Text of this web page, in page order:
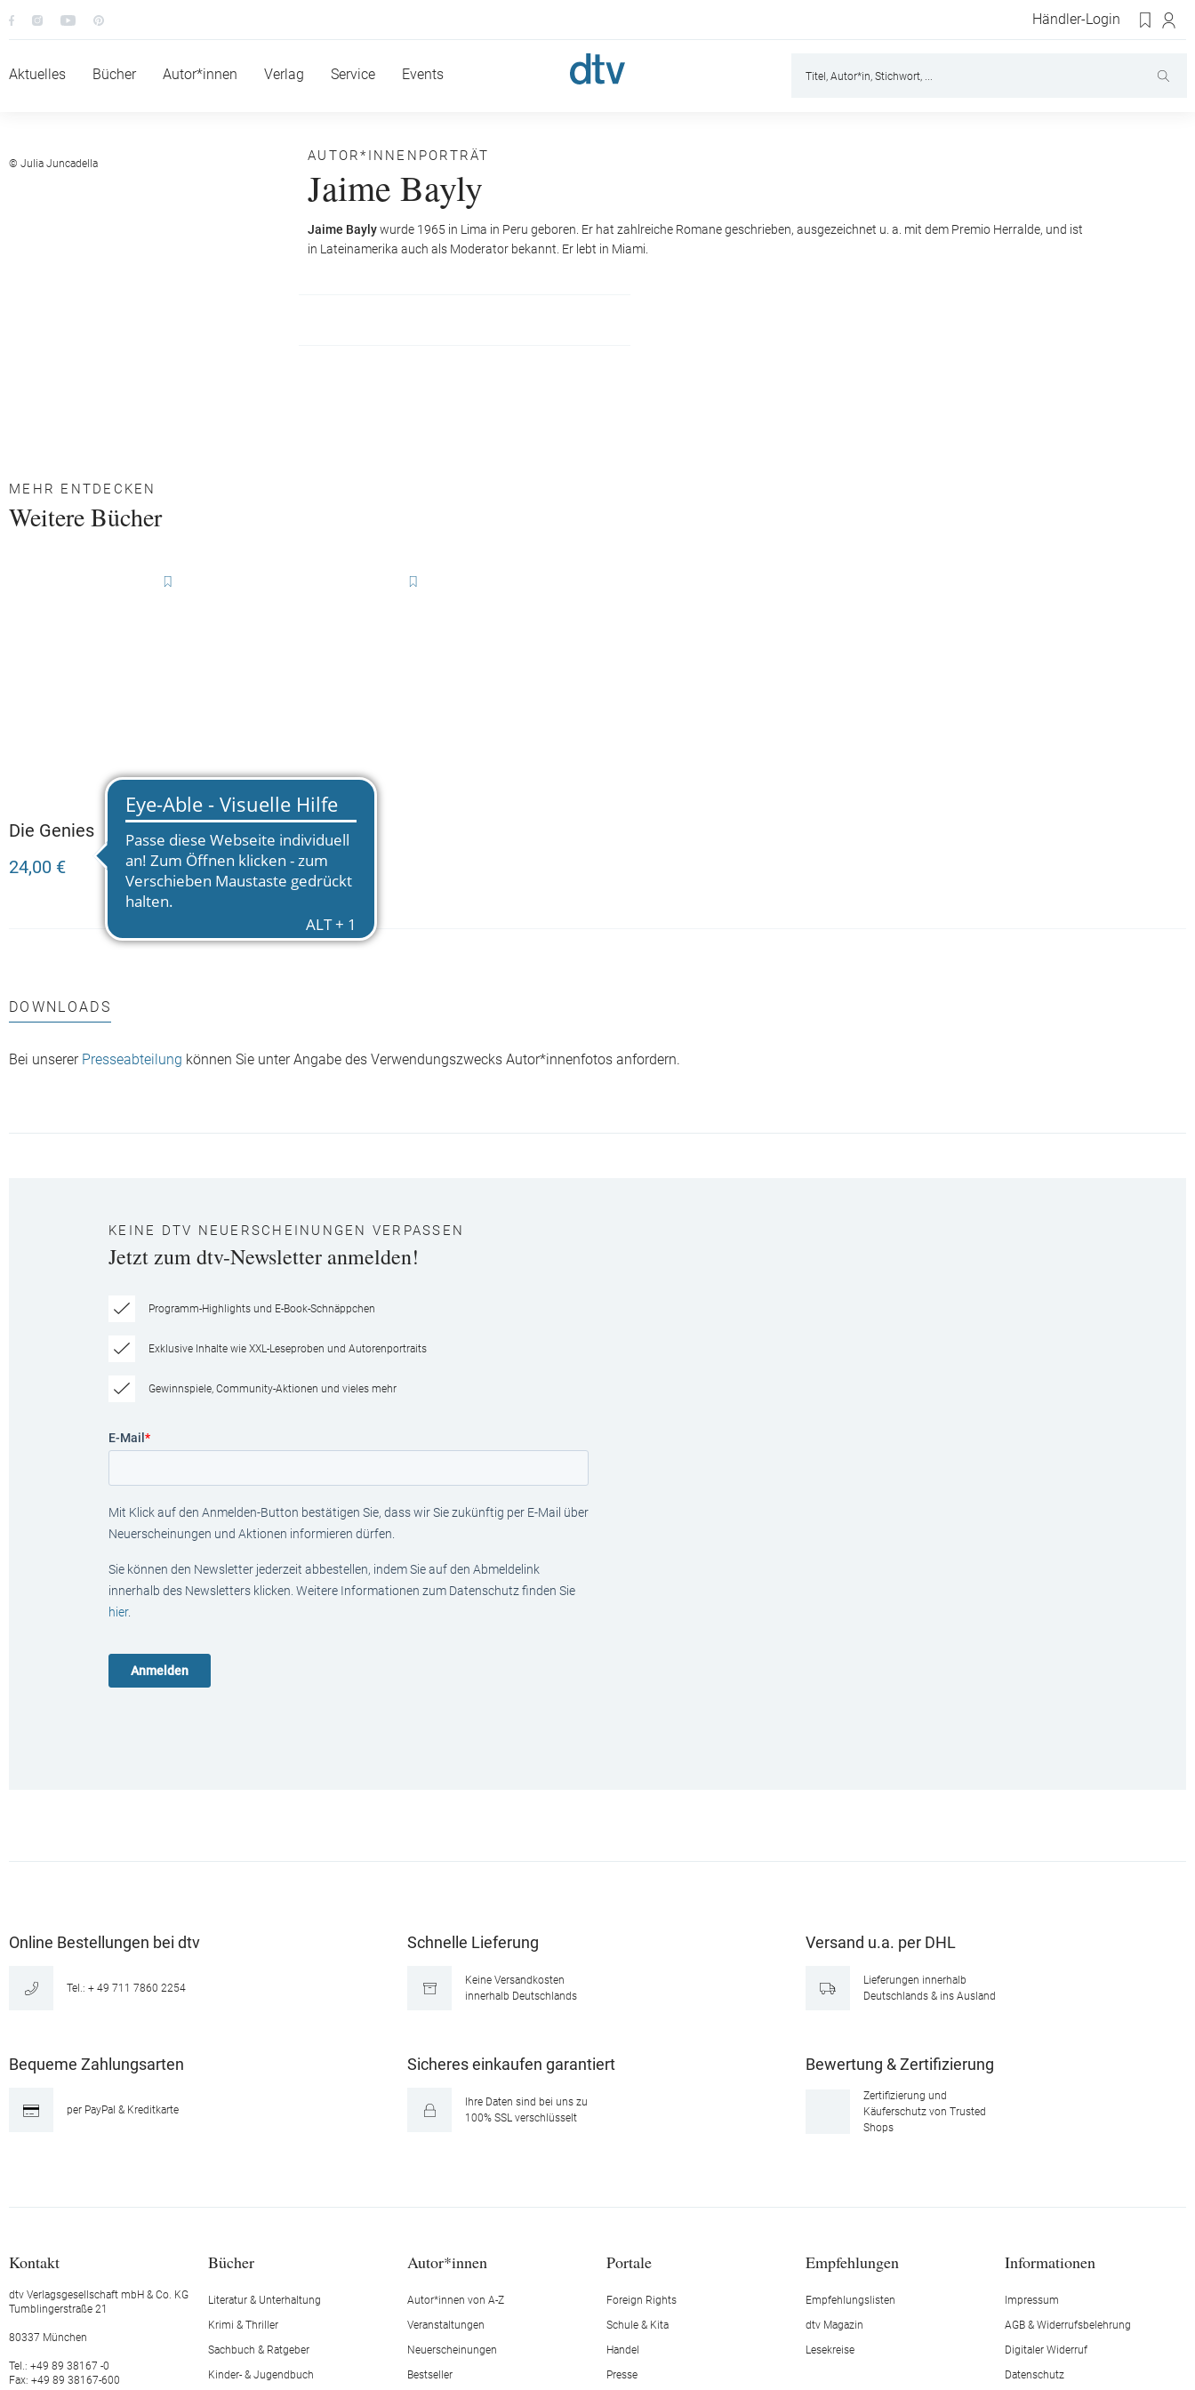
Händler-Login
Aktuelles Bücher Autor*innen Verlag Service Events
© Julia Juncadella AUTOR*INNENPORTRÄT
Jaime Bayly
Jaime Baylywurde 1965 in Lima in Peru geboren. Er hat zahlreiche Romane geschrieben, ausgezeichnet u. a. mit dem Premio Herralde, und ist
in Lateinamerika auch als Moderator bekannt. Er lebt in Miami.
MEHR ENTDECKEN
Weitere Bücher
Die Genies
24,00 €
Die Genies
19,99 €
DOWNLOADS
Bei unserer Presseabteilung können Sie unter Angabe des Verwendungszwecks Autor*innenfotos anfordern.
KEINE DTV NEUERSCHEINUNGEN VERPASSEN
Jetzt zum dtv-Newsletter anmelden!
Programm-Highlights und E-Book-Schnäppchen
Exklusive Inhalte wie XXL-Leseproben und Autorenportraits
Gewinnspiele, Community-Aktionen und vieles mehr
E-Mail *
Mit Klick auf den Anmelden-Button bestätigen Sie, dass wir Sie zukünftig per E-Mail über
Neuerscheinungen und Aktionen informieren dürfen.
Sie können den Newsletter jederzeit abbestellen, indem Sie auf den Abmeldelink
innerhalb des Newsletters klicken. Weitere Informationen zum Datenschutz finden Sie
hier.
Online Bestellungen bei dtv
Tel.: + 49 711 7860 2254
Schnelle Lieferung
Keine Versandkosten
innerhalb Deutschlands
Versand u.a. per DHL
Lieferungen innerhalb
Deutschlands & ins Ausland
Bequeme Zahlungsarten
per PayPal & Kreditkarte
Sicheres einkaufen garantiert
Ihre Daten sind bei uns zu
100% SSL verschlüsselt
Bewertung & Zertifizierung
Zertifizierung und
Käuferschutz von Trusted
Shops
Kontakt
dtv Verlagsgesellschaft mbH & Co. KG
Tumblingerstraße 21
80337 München
Tel.: +49 89 38167 -0
Fax: +49 89 38167-600
Bücher
Literatur & Unterhaltung
Krimi & Thriller
Sachbuch & Ratgeber
Kinder- & Jugendbuch
Autor*innen
Autor*innen von A-Z
Veranstaltungen
Neuerscheinungen
Bestseller
Portale
Foreign Rights
Schule & Kita
Handel
Presse
Empfehlungen
Empfehlungslisten
dtv Magazin
Lesekreise
Informationen
Impressum
AGB & Widerrufsbelehrung
Digitaler Widerruf
Datenschutz